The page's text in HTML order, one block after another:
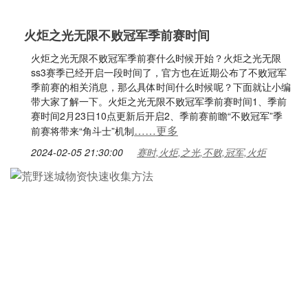
火炬之光无限不败冠军季前赛时间
火炬之光无限不败冠军季前赛什么时候开始？火炬之光无限
ss3赛季已经开启一段时间了，官方也在近期公布了不败冠军
季前赛的相关消息，那么具体时间什么时候呢？下面就让小编
带大家了解一下。火炬之光无限不败冠军季前赛时间1、季前
赛时间2月23日10点更新后开启2、季前赛前瞻“不败冠军”季
前赛将带来“角斗士”机制……更多
2024-02-05 21:30:00 赛时,火炬,之光,不败,冠军,火炬